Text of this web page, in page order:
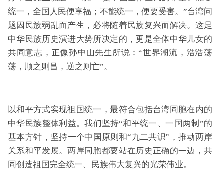
统一，全国人民便享福；不能统一，便要受害。”台湾问
题因民族弱乱而产生，必将随着民族复兴而解决。这是
中华民族历史演进大势所决定的，更是全体中华儿女的
共同意志，正像孙中山先生所说：“世界潮流，浩浩荡
荡，顺之则昌，逆之则亡”。
以和平方式实现祖国统一，最符合包括台湾同胞在内的
中华民族整体利益。我们坚持“和平统一、一国两制”的
基本方针，坚持一个中国原则和“九二共识”，推动两岸
关系和平发展。两岸同胞都要站在历史正确的一边，共
同创造祖国完全统一、民族伟大复兴的光荣伟业。